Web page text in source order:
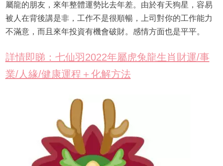
屬龍的朋友，來年整體運勢比去年差。由於有天狗星，容易
被人在背後講是非，工作不是很順暢，上司對你的工作能力
不滿意，而且來年投資有機會破財。感情方面也是平平。
詳情即睇：七仙羽2022年屬虎兔龍生肖財運/事
業/人緣/健康運程＋化解方法